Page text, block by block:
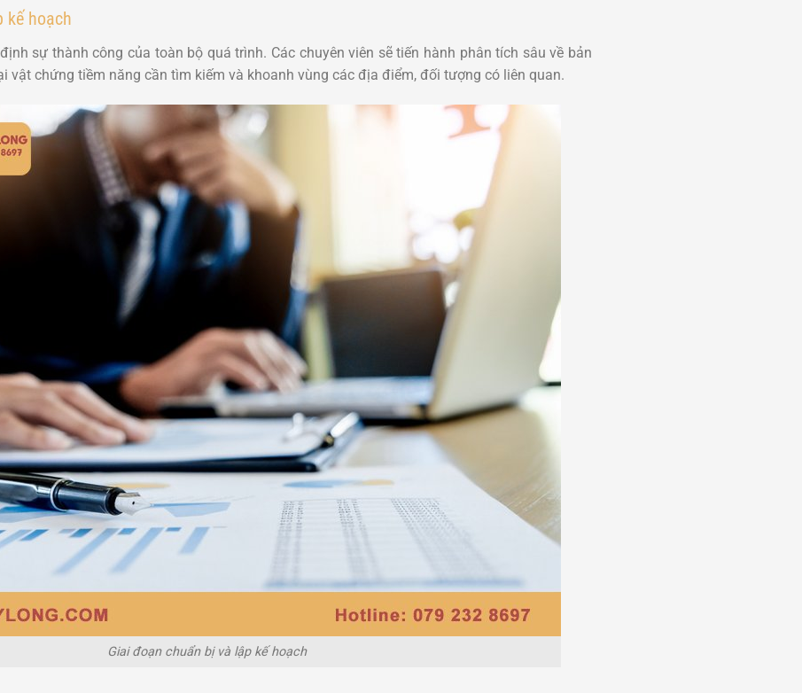
kế hoạch
sự thành công của toàn bộ quá trình. Các chuyên viên sẽ tiến hành phân tích sâu về bản
vật chứng tiềm năng cần tìm kiếm và khoanh vùng các địa điểm, đối tượng có liên quan.
Giai đoạn chuẩn bị và lập kế hoạch